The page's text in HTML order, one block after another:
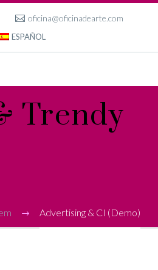
oficina@oficinadearte.com
ESPAÑOL
Trendy
Advertising & CI (Demo)